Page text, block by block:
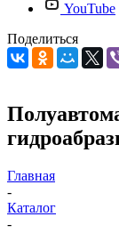
YouTube
Поделиться
Главная
-
Каталог
-